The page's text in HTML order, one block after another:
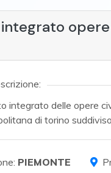
integrato delle opere
di torino
PIEMONTE